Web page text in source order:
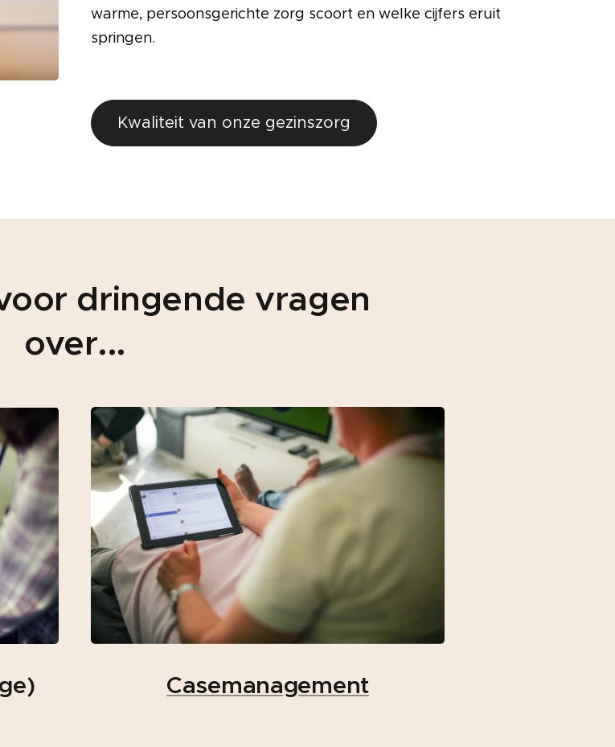
warme, persoonsgerichte zorg scoort en welke cijfers eruit
springen.
Kwaliteit van onze gezinszorg
dringende vragen
over...
Casemanagement